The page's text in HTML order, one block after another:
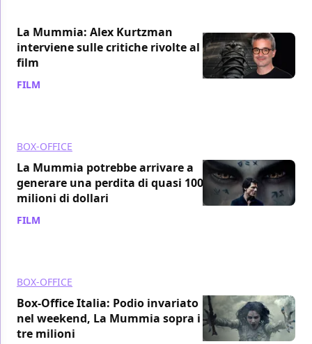
La Mummia: Alex Kurtzman
interviene sulle critiche rivolte al
film
FILM
BOX-OFFICE
La Mummia potrebbe arrivare a
generare una perdita di quasi 100
milioni di dollari
FILM
BOX-OFFICE
Box-Office Italia: Podio invariato
nel weekend, La Mummia sopra i
tre milioni